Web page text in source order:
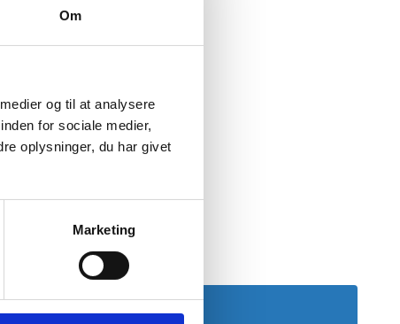
Om
og til at analysere
for sociale medier,
oplysninger, du har givet
Marketing
af 10 L.
200,- pr. ordre (+ moms).
Føj til indkøbskurv